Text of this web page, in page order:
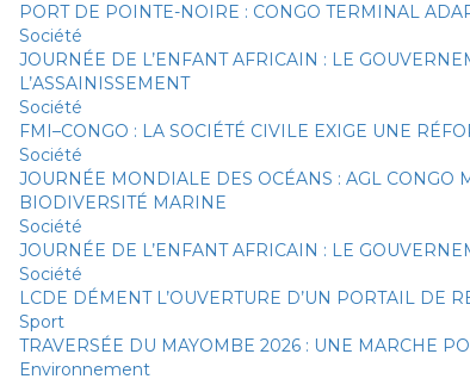
PORT DE POINTE-NOIRE : CONGO TERMINAL
Société
JOURNÉE DE L’ENFANT AFRICAIN : LE
L’ASSAINISSEMENT
Société
FMI–CONGO : LA SOCIÉTÉ CIVILE EXIGE UNE
Société
JOURNÉE MONDIALE DES OCÉANS : AGL CONGO
BIODIVERSITÉ MARINE
Société
JOURNÉE DE L’ENFANT AFRICAIN : LE
Société
LCDE DÉMENT L’OUVERTURE D’UN PORTAIL DE
Sport
TRAVERSÉE DU MAYOMBE 2026 : UNE MARCHE
Environnement